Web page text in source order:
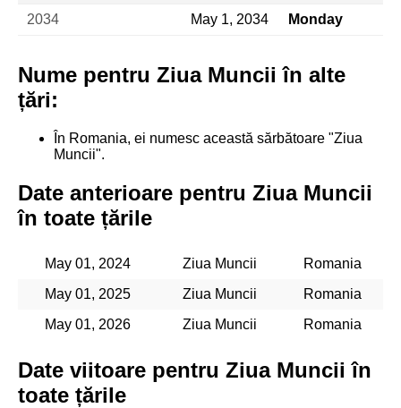
2034 May 1, 2034 Monday
Nume pentru Ziua Muncii în alte
țări:
În Romania, ei numesc această sărbătoare "Ziua
Muncii".
Date anterioare pentru Ziua Muncii
în toate țările
May 01, 2024 Ziua Muncii
Romania
May 01, 2025
Ziua Muncii
Romania
May 01, 2026
Ziua Muncii Romania
Date viitoare pentru Ziua Muncii în
toate țările